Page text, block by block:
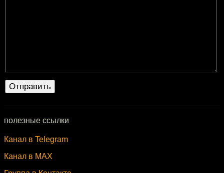
полезные ссылки
Канал в Telegram
Канал в MAX